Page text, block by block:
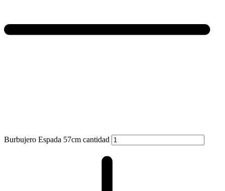
Burbujero Espada 57cm cantidad